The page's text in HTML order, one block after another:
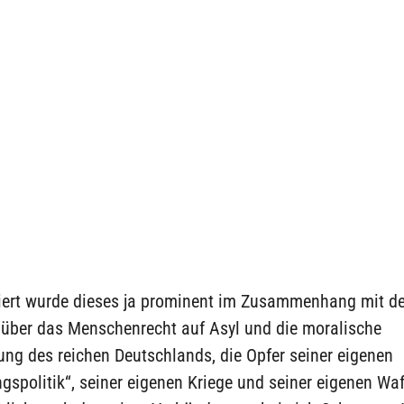
wurde dieses ja prominent im Zusammenhang mit
das Menschenrecht auf Asyl und die moralische
des reichen Deutschlands, die Opfer seiner eigenen
seiner eigenen Kriege und seiner eigenen